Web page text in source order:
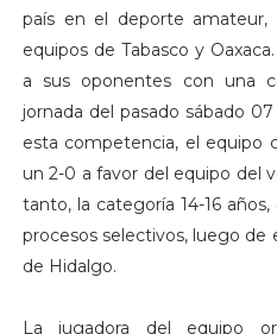
país en el deporte
equipos de Tabasco y
a sus oponentes con una
jornada del pasado sábado
esta competencia, el equipo
un 2-0 a favor del equipo del
tanto, la categoría 14-16
procesos selectivos, luego de
de Hidalgo.
La jugadora del equipo